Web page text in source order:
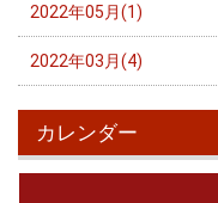
2022年05月(1)
2022年03月(4)
カレンダー